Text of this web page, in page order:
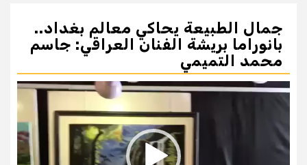
جمال الطبيعة يحاكي معالم بغداد..
بانوراما بريشة الفنان العراقي: جاسم
محمد التميمي
مشغل
الفيديو